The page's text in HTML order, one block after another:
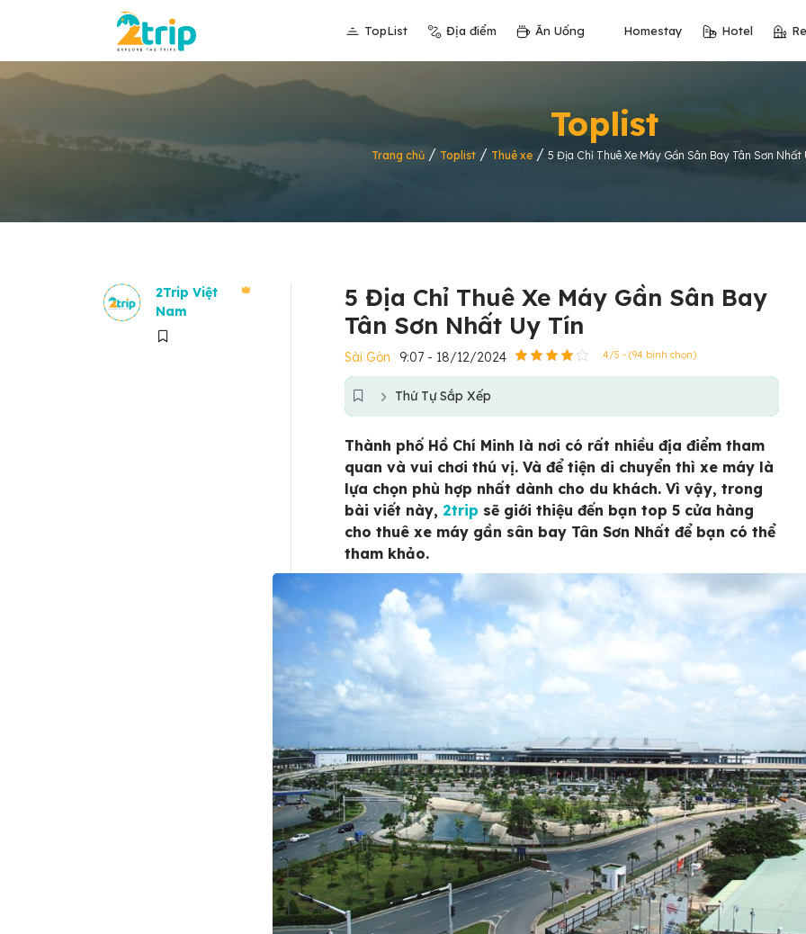
TopList Địa điểm Ăn Uống Homestay Hotel
Toplist
Trang chủ / Toplist / Thuê xe / 5 Địa Chỉ Thuê Xe Máy Gần Sân Bay Tân Sơn Nhất
2Trip Việt
Nam
5 Địa Chỉ Thuê Xe Máy Gần Sân Bay
Tân Sơn Nhất Uy Tín
Sài Gòn 9:07 - 18/12/2024 4/5 - (94 bình chọn)
Thứ Tự Sắp Xếp
Thành phố Hồ Chí Minh là nơi có rất nhiều địa điểm tham
quan và vui chơi thú vị. Và để tiện di chuyển thì xe máy là
lựa chọn phù hợp nhất dành cho du khách. Vì vậy, trong
bài viết này, 2trip sẽ giới thiệu đến bạn top 5 cửa hàng
cho thuê xe máy gần sân bay Tân Sơn Nhất để bạn có thể
tham khảo.